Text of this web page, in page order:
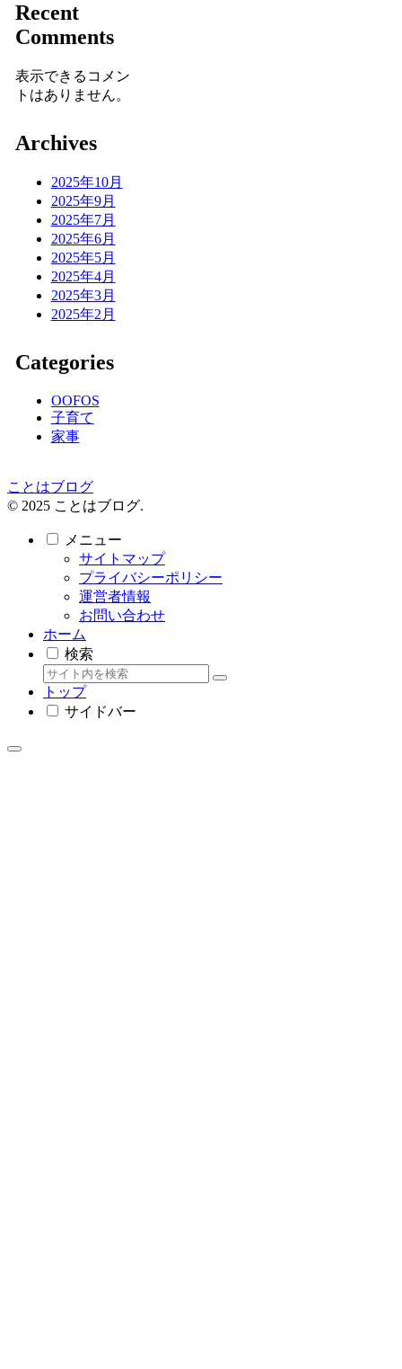
Recent
Comments
表示できるコメン
トはありません。
Archives
2025年10月
2025年9月
2025年7月
2025年6月
2025年5月
2025年4月
2025年3月
2025年2月
Categories
OOFOS
子育て
家事
ことはブログ
© 2025 ことはブログ.
メニュー
サイトマップ
プライバシーポリシー
運営者情報
お問い合わせ
ホーム
検索
トップ
サイドバー